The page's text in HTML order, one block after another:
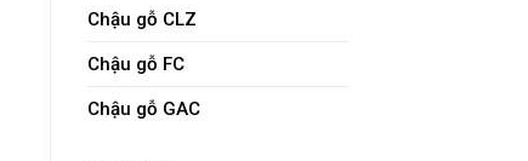
Chậu gỗ CLZ
Chậu gỗ FC
Chậu gỗ GAC